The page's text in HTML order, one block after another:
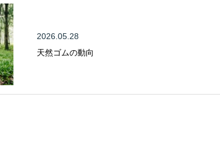
2026.05.28
天然ゴムの動向